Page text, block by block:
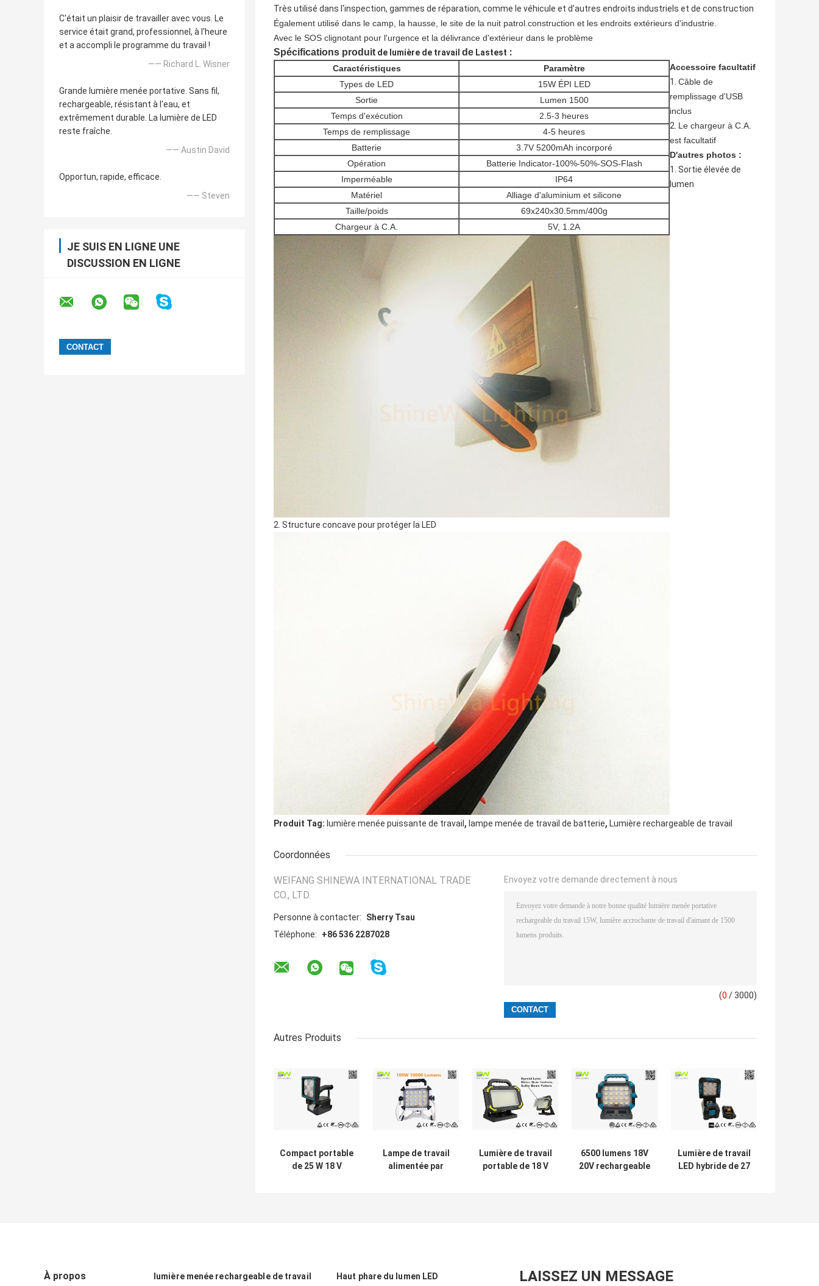
C'était un plaisir de travailler avec vous. Le
service était grand, professionnel, à l'heure
et a accompli le programme du travail !
—— Richard L. Wisner
Grande lumière menée portative. Sans fil,
rechargeable, résistant à l'eau, et
extrêmement durable. La lumière de LED
reste fraîche.
—— Austin David
Opportun, rapide, efficace.
—— Steven
JE SUIS EN LIGNE UNE
DISCUSSION EN LIGNE
Très utilisé dans l'inspection, gammes de réparation, comme le véhicule et d'autres endroits industriels et de construction
Également utilisé dans le camp, la hausse, le site de la nuit patrol.construction et les endroits extérieurs d'industrie.
Avec le SOS clignotant pour l'urgence et la délivrance d'extérieur dans le problème
Spécifications produit de lumière de travail de Lastest :
Caractéristiques
Paramètre
Types de LED
15W ÉPI LED
Sortie
Lumen 1500
Temps d'exécution
2.5-3 heures
Temps de remplissage
4-5 heures
Batterie
3.7V 5200mAh incorporé
Opération
Batterie Indicator-100%-50%-SOS-Flash
Imperméable
IP64
Matériel
Alliage d'aluminium et silicone
Taille/poids
69x240x30.5mm/400g
Chargeur à C.A.
5V, 1.2A
Accessoire facultatif
1. Câble de
remplissage d'USB
inclus
2. Le chargeur à C.A.
est facultatif
D'autres photos :
1. Sortie élevée de
lumen
2. Structure concave pour protéger la LED
Produit Tag: lumière menée puissante de travail , lampe menée de travail de batterie, Lumière rechargeable de travail
Coordonnées
WEIFANG SHINEWA INTERNATIONAL TRADE
CO., LTD.
Personne à contacter:
Sherry Tsau
Téléphone:
+86 536 2287028
Envoyez votre demande directement à nous
(0 / 3000)
Autres Produits
Compact portable
de 25 W 18 V
Lampe de travail
alimentée par
Lumière de travail
portable de 18 V
6500 lumens 18V
20V rechargeable
Lumière de travail
LED hybride de 27
À propos lumière menée rechargeable de travail Haut phare du lumen LED LAISSEZ UN MESSAGE